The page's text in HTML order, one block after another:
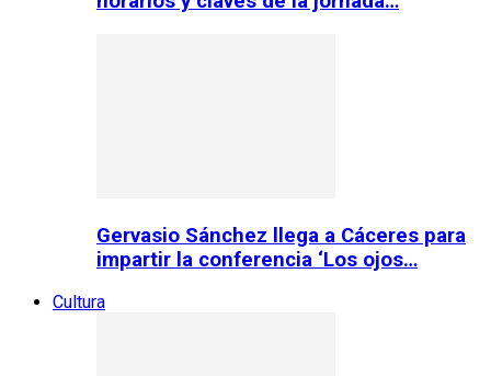
Gervasio Sánchez llega a Cáceres para
impartir la conferencia ‘Los ojos…
Cultura